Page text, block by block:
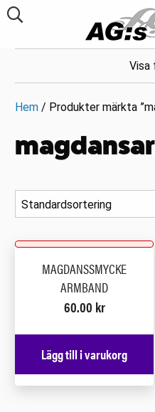
Visa
Hem / Produkter märkta
MAGDANSSMYCKE
ARMBAND
60.00 kr
Lägg till i varukorg